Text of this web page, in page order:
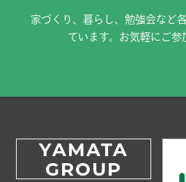
家づくり、暮らし、勉強会など
ています。お気軽にご参
YAMATA
GROUP